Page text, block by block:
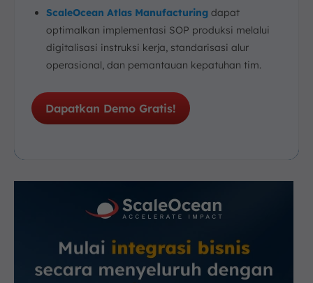
ScaleOcean Atlas Manufacturing dapat
optimalkan implementasi SOP produksi melalui
digitalisasi instruksi kerja, standarisasi alur
operasional, dan pemantauan kepatuhan tim.
Dapatkan Demo Gratis!